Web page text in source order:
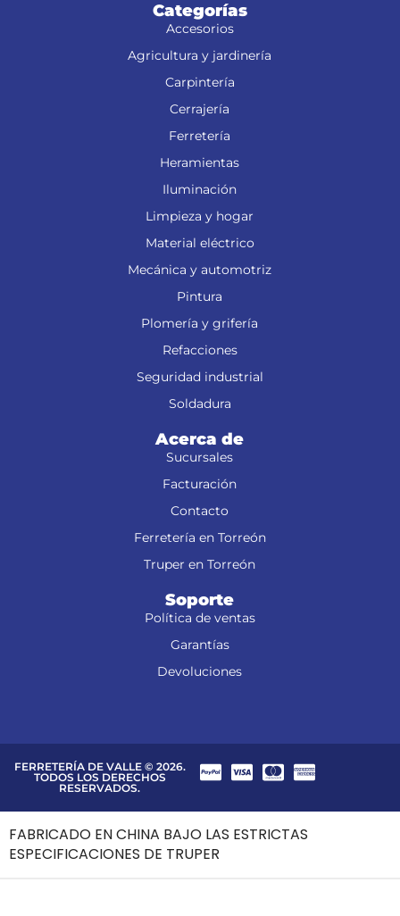
Categorías
Accesorios
Agricultura y jardinería
Carpintería
Cerrajería
Ferretería
Heramientas
Iluminación
Limpieza y hogar
Material eléctrico
Mecánica y automotriz
Pintura
Plomería y grifería
Refacciones
Seguridad industrial
Soldadura
Acerca de
Sucursales
Facturación
Contacto
Ferretería en Torreón
Truper en Torreón
Soporte
Política de ventas
Garantías
Devoluciones
FERRETERÍA DE VALLE © 2026.
TODOS LOS DERECHOS
RESERVADOS.
FABRICADO EN CHINA BAJO LAS ESTRICTAS
ESPECIFICACIONES DE TRUPER